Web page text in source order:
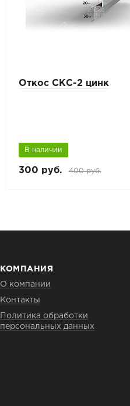
Откос СКС-2 цинк
В наличии
300 руб. 400 руб.
КОМПАНИЯ
О компании
Контакты
Политика обработки
персональных данных